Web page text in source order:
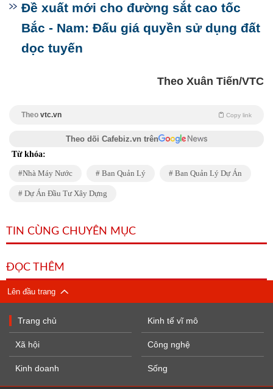
Đề xuất mới cho đường sắt cao tốc
Bắc - Nam: Đấu giá quyền sử dụng đất
dọc tuyến
Theo Xuân Tiến/VTC
Theo vtc.vn Copy link
Theo dõi Cafebiz.vn trên
Từ khóa:
Nhà Máy Nước Ban Quản Lý Ban Quản Lý Dự Án
Dự Án Đầu Tư Xây Dựng
TIN CÙNG CHUYÊN MỤC
ĐỌC THÊM
Lên đầu trang
Trang chủ
Xã hội
Kinh doanh
Kinh tế vĩ mô
Công nghệ
Sống